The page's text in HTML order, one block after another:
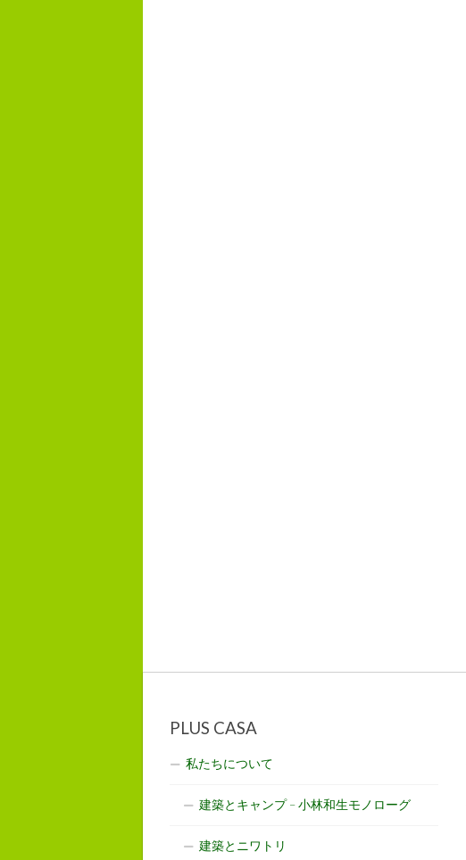
PLUS CASA
私たちについて
建築とキャンプ – 小林和生モノローグ
建築とニワトリ